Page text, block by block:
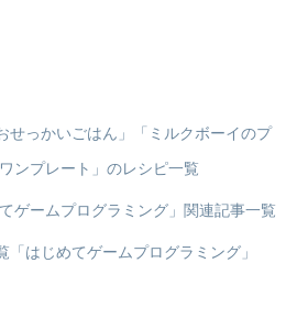
せっかいごはん」「ミルクボーイのプ
ンプレート」のレシピ一覧
ゲームプログラミング」関連記事一覧
はじめてゲームプログラミング」